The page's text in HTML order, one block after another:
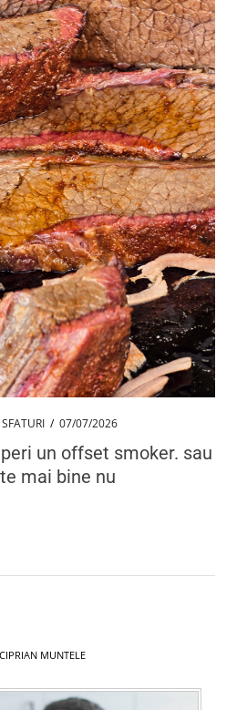
SFATURI / 07/07/2026
un offset smoker. sau
mai bine nu
CIPRIAN MUNTELE